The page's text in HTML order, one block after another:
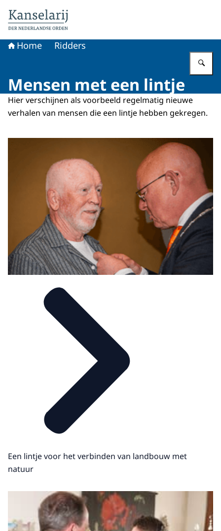
Home Ridders
Mensen met een lintje
Hier verschijnen als voorbeeld regelmatig nieuwe
verhalen van mensen die een lintje hebben gekregen.
Een lintje voor het verbinden van landbouw met
natuur